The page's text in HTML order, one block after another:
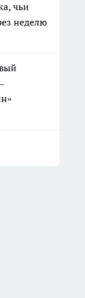
чьи
неделю